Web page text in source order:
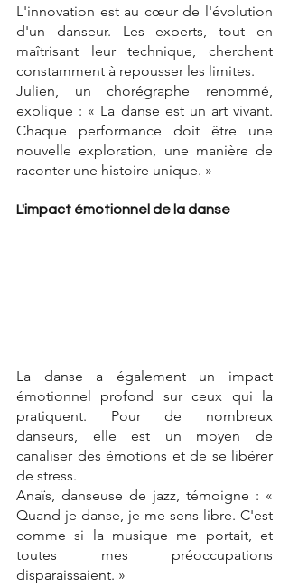
L'innovation est au cœur de l'évolution
d'un danseur. Les experts, tout en
maîtrisant leur technique, cherchent
constamment à repousser les limites.
Julien, un chorégraphe renommé,
explique : « La danse est un art vivant.
Chaque performance doit être une
nouvelle exploration, une manière de
raconter une histoire unique. »
L'impact émotionnel de la danse
La danse a également un impact
émotionnel profond sur ceux qui la
pratiquent. Pour de nombreux
danseurs, elle est un moyen de
canaliser des émotions et de se libérer
de stress.
Anaïs, danseuse de jazz, témoigne : «
Quand je danse, je me sens libre. C'est
comme si la musique me portait, et
toutes mes préoccupations
disparaissaient. »